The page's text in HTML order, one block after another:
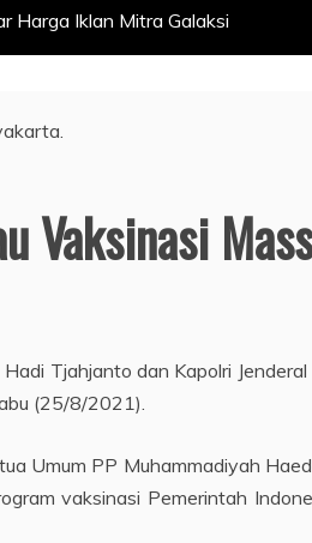
Harga Iklan Mitra Galaksi
Vaksinasi
Tjahjanto dan Kapolri
(25/8/2021).
Umum PP Muhammadiyah
vaksinasi Pemerintah